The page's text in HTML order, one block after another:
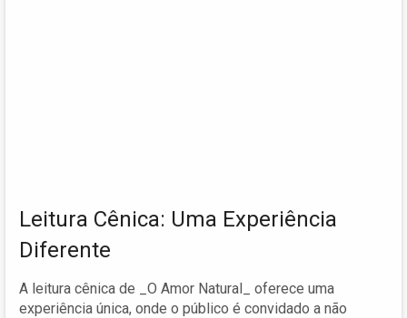
Leitura Cênica: Uma Experiência
Diferente
A leitura cênica de _O Amor Natural_ oferece uma
experiência única, onde o público é convidado a não